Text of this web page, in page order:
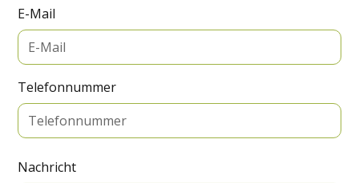
E-Mail
Telefonnummer
Nachricht